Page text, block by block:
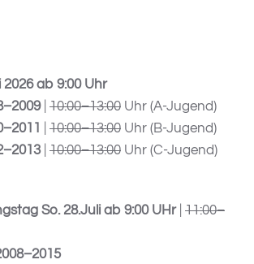
ab 9:00 Uhr
| 10:00–13:00 Uhr (A-Jugend)
10:00–13:00 Uhr (B-Jugend)
| 10:00–13:00 Uhr (C-Jugend)
So. 28.Juli ab 9:00 UHr| 11:00–